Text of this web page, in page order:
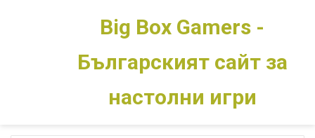
Switch skin
Big Box Gamers -
Българският сайт за
настолни игри